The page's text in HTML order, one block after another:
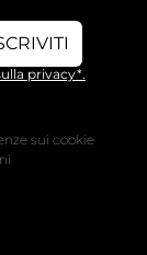
privacy*.
sui cookie